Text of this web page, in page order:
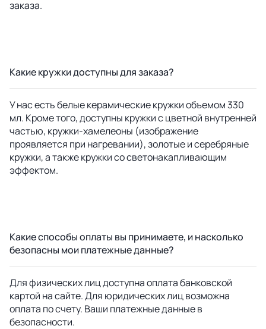
заказа.
Какие кружки доступны для заказа?
У нас есть белые керамические кружки объемом 330
мл. Кроме того, доступны кружки с цветной внутренней
частью, кружки-хамелеоны (изображение
проявляется при нагревании), золотые и серебряные
кружки, а также кружки со светонакапливающим
эффектом.
Какие способы оплаты вы принимаете, и насколько
безопасны мои платежные данные?
Для физических лиц доступна оплата банковской
картой на сайте. Для юридических лиц возможна
оплата по счету. Ваши платежные данные в
безопасности.